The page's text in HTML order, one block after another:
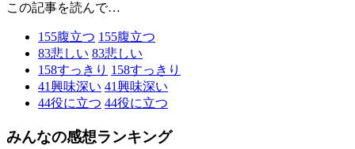
この記事を読んで…
155腹立つ 155腹立つ
83悲しい 83悲しい
158すっきり 158すっきり
41興味深い 41興味深い
44役に立つ 44役に立つ
みんなの感想ランキング